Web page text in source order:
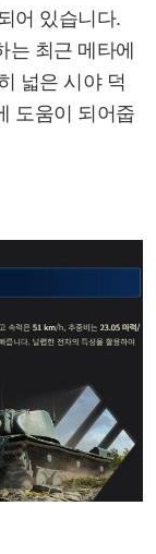
어 있습니다.
최근 메타에
넓은 시야 덕
도움이 되어줍